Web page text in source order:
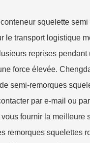
squelette
le transport logistique
reprises pendant
force élevée.
semi-remorques
par e-mail ou
fournir la meilleure
remorques squelettes